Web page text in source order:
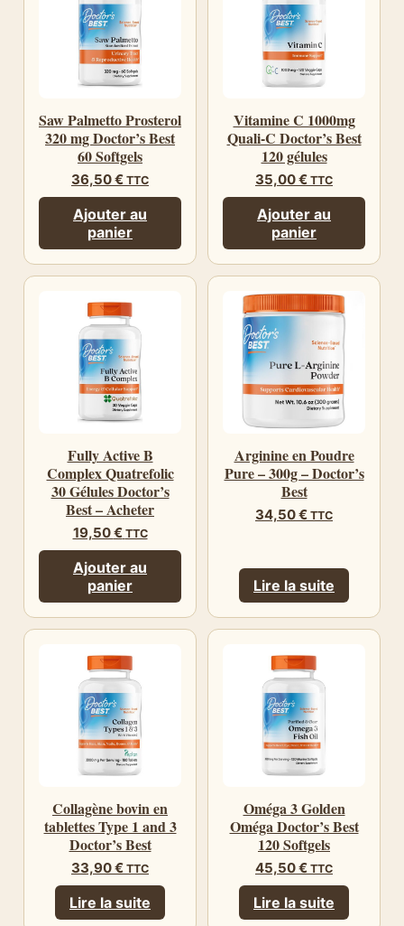
Saw Palmetto Prosterol
320 mg Doctor’s Best
60 Softgels
36,50€ TTC
Ajouter au
panier
Vitamine C 1000mg
Quali-C Doctor’s Best
120 gélules
35,00€ TTC
Ajouter au
panier
Fully Active B
Complex Quatrefolic
30 Gélules Doctor’s
Best – Acheter
19,50€ TTC
Ajouter au
panier
Arginine en Poudre
Pure – 300g – Doctor’s
Best
34,50€ TTC
Lire la suite
Collagène bovin en
tablettes Type 1 and 3
Doctor’s Best
33,90€ TTC
Lire la suite
Oméga 3 Golden
Oméga Doctor’s Best
120 Softgels
45,50€ TTC
Lire la suite